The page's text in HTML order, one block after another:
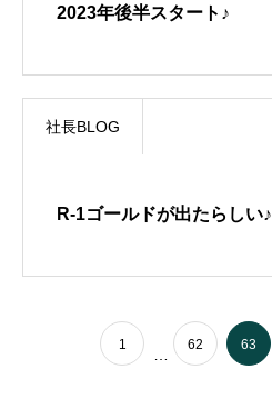
2023年後半スタート♪
社長BLOG
R-1ゴールドが出たらしい♪
1 62 63